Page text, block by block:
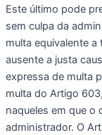
Este último pode
sem culpa da
multa equivalente
ausente a justa
expressa de multa
multa do Artigo
naqueles em que o
administrador. O